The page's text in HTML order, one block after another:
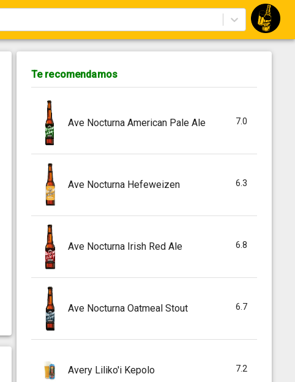
Te recomendamos
Ave Nocturna American Pale Ale 7.0
Ave Nocturna Hefeweizen 6.3
Ave Nocturna Irish Red Ale 6.8
Ave Nocturna Oatmeal Stout 6.7
Avery Liliko'i Kepolo 7.2